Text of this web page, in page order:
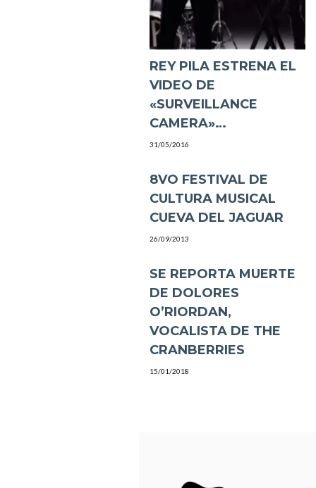
REY PILA ESTRENA EL
VIDEO DE
«SURVEILLANCE
CAMERA»…
31/05/2016
8VO FESTIVAL DE
CULTURA MUSICAL
CUEVA DEL JAGUAR
26/09/2013
SE REPORTA MUERTE
DE DOLORES
O’RIORDAN,
VOCALISTA DE THE
CRANBERRIES
15/01/2018